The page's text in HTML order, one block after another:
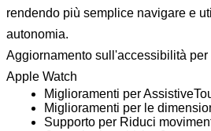
rendendo più semplice navigare e
autonomia.
Aggiornamento sull'accessibilità
Apple Watch
Miglioramenti per
Miglioramenti per le
Supporto per Riduci